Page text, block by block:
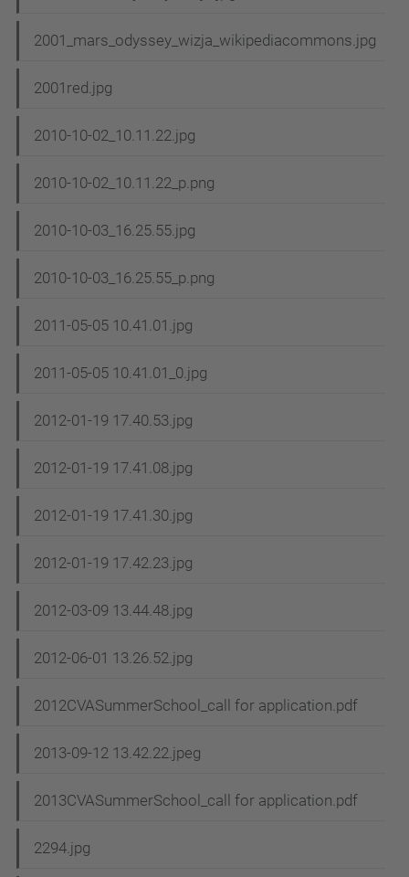
2001_mars_odyssey_wizja_wikipediacommons.jpg
2001red.jpg
2010-10-02_10.11.22.jpg
2010-10-02_10.11.22_p.png
2010-10-03_16.25.55.jpg
2010-10-03_16.25.55_p.png
2011-05-05 10.41.01.jpg
2011-05-05 10.41.01_0.jpg
2012-01-19 17.40.53.jpg
2012-01-19 17.41.08.jpg
2012-01-19 17.41.30.jpg
2012-01-19 17.42.23.jpg
2012-03-09 13.44.48.jpg
2012-06-01 13.26.52.jpg
2012CVASummerSchool_call for application.pdf
2013-09-12 13.42.22.jpeg
2013CVASummerSchool_call for application.pdf
2294.jpg